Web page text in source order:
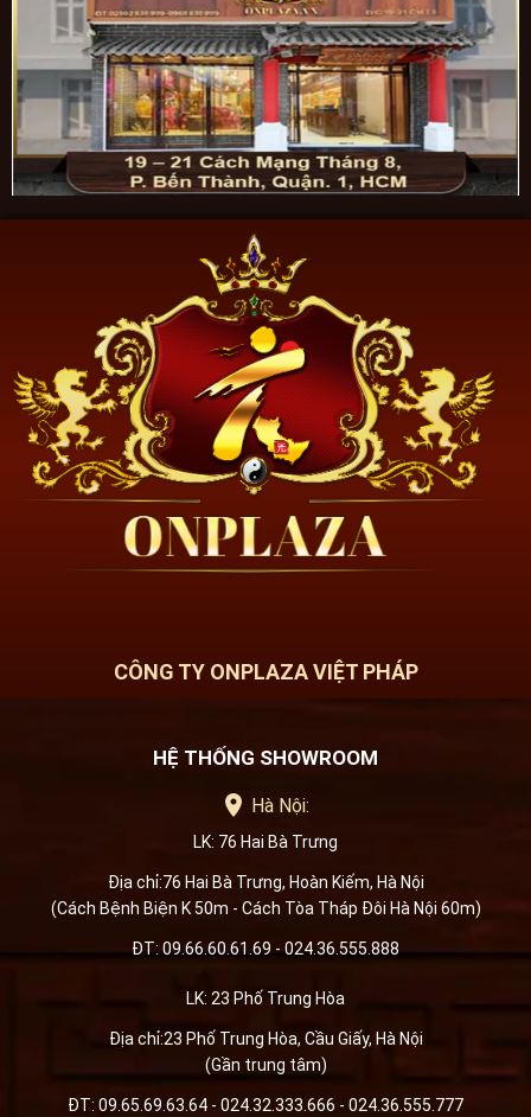
CÔNG TY ONPLAZA VIỆT PHÁP
HỆ THỐNG SHOWROOM
Hà Nội:
LK: 76 Hai Bà Trưng
Địa chỉ:76 Hai Bà Trưng, Hoàn Kiếm, Hà Nội
(Cách Bệnh Biện K 50m - Cách Tòa Tháp Đôi Hà Nội 60m)
ĐT: 09.66.60.61.69 - 024.36.555.888
LK: 23 Phố Trung Hòa
Địa chỉ:23 Phố Trung Hòa, Cầu Giấy, Hà Nội
(Gần trung tâm)
ĐT: 09.65.69.63.64 - 024.32.333.666 - 024.36.555.777